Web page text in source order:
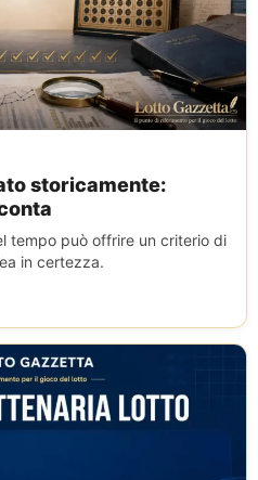
storicamente:
tempo può offrire un criterio di
in certezza.